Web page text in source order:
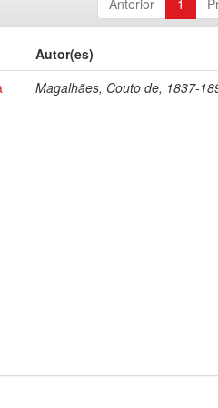
Anterior 1
Autor(es)
Magalhães, Couto de, 1837-